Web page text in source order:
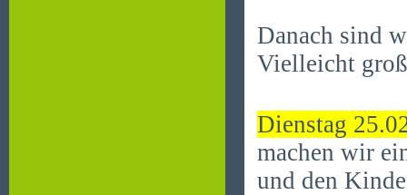
Danach sind
Vielleicht
Dienstag
machen wir
und den